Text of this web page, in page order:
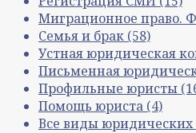
Миграционное право.
Семья и брак (58)
Устная юридическая
Письменная
Профильные юристы
Помощь юриста (4)
Все виды юридических